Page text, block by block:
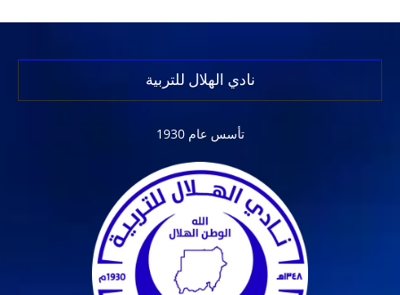
نادي الهلال للتربية
تأسس عام 1930